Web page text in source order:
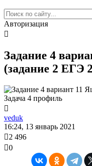
Авторизация
Задание 4
(задание 2 ЕГЭ
Задача 4 профиль
veduk
16:24, 13 январь 2021
2 496
0